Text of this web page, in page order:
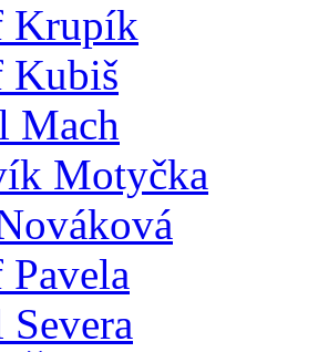
Krupík
Kubiš
Mach
Motyčka
Pavela
Severa